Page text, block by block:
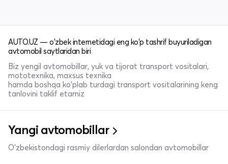
AUTO.UZ — o'zbek internetidagi eng ko'p tashrif buyuriladigan
avtomobil saytlaridan biri
Biz yengil avtomobillar, yuk va tijorat transport vositalari,
mototexnika, maxsus texnika
hamda boshqa ko'plab turdagi transport vositalarining keng
tanlovini taklif etamiz
Yangi avtomobillar
O'zbekistondagi rasmiy dilerlardan salondan avtomobillar